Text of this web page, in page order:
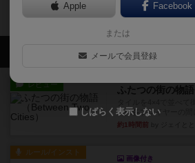
ハーベスト・バレーのトッ
会員の新しい
レビュー ふたつの街の物語
街は各プレイヤーの間
約1時間前
ルール/インスト
画像付き
Apple Facebook
または
メールで会員登録
しばらく表示しない